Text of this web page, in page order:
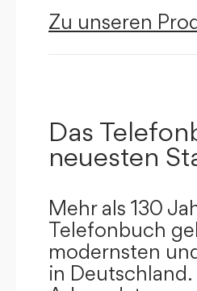
Zu unseren
Das
neuesten
Mehr als 130
Telefonbuch
modernsten
in